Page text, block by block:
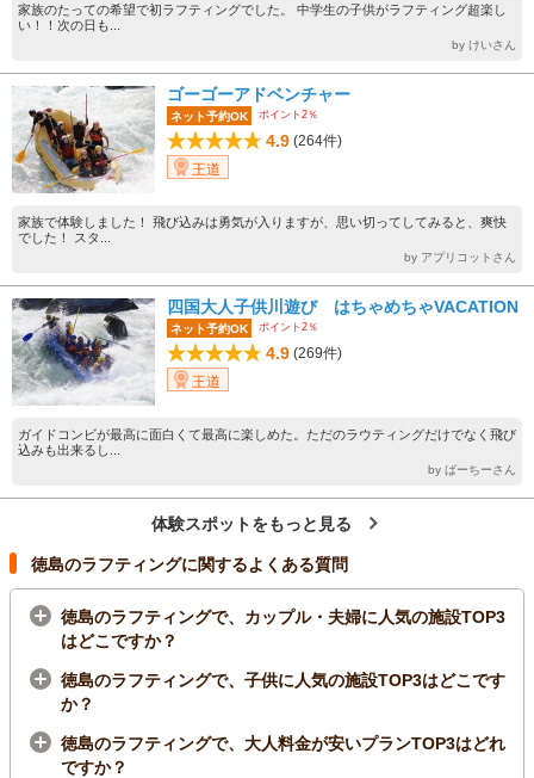
家族のたっての希望で初ラフティングでした。 中学生の子供がラフティング超楽し
い！！次の日も...
by けいさん
ゴーゴーアドベンチャー
ネット予約OK ポイント2％
4.9 (264件)
王道
家族で体験しました！ 飛び込みは勇気が入りますが、思い切ってしてみると、爽快
でした！ スタ...
by アプリコットさん
四国大人子供川遊び はちゃめちゃVACATION
ネット予約OK ポイント2％
4.9 (269件)
王道
ガイドコンビが最高に面白くて最高に楽しめた。ただのラウティングだけでなく飛び
込みも出来るし...
by ばーちーさん
体験スポットをもっと見る
徳島のラフティングに関するよくある質問
徳島のラフティングで、カップル・夫婦に人気の施設TOP3
はどこですか？
徳島のラフティングで、子供に人気の施設TOP3はどこです
か？
徳島のラフティングで、大人料金が安いプランTOP3はどれ
ですか？